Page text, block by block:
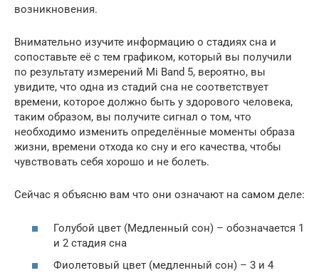
возникновения.
Внимательно изучите информацию о стадиях сна и
сопоставьте её с тем графиком, который вы получили
по результату измерений Mi Band 5, вероятно, вы
увидите, что одна из стадий сна не соответствует
времени, которое должно быть у здорового человека,
таким образом, вы получите сигнал о том, что
необходимо изменить определённые моменты образа
жизни, времени отхода ко сну и его качества, чтобы
чувствовать себя хорошо и не болеть.
Сейчас я объясню вам что они означают на самом деле:
Голубой цвет (Медленный сон) – обозначается 1
и 2 стадия сна
Фиолетовый цвет (медленный сон) – 3 и 4